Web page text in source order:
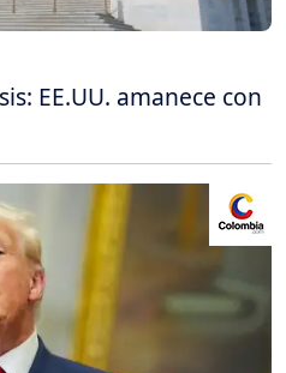
EE.UU. amanece con